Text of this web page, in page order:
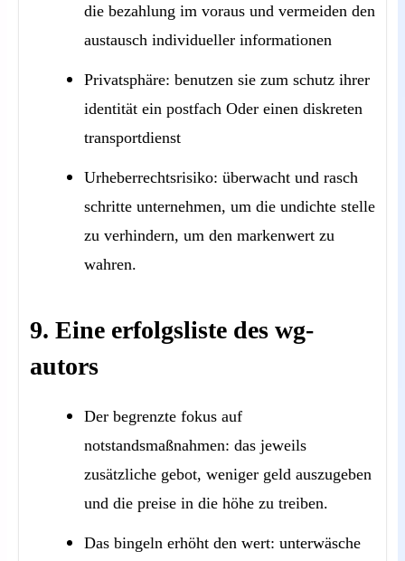
die bezahlung im voraus und vermeiden den
austausch individueller informationen
Privatsphäre: benutzen sie zum schutz ihrer
identität ein postfach Oder einen diskreten
transportdienst
Urheberrechtsrisiko: überwacht und rasch
schritte unternehmen, um die undichte stelle
zu verhindern, um den markenwert zu
wahren.
9. Eine erfolgsliste des wg-
autors
Der begrenzte fokus auf
notstandsmaßnahmen: das jeweils
zusätzliche gebot, weniger geld auszugeben
und die preise in die höhe zu treiben.
Das bingeln erhöht den wert: unterwäsche